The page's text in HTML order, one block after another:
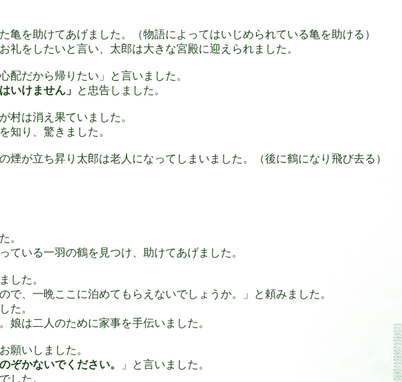
亀を助けてあげました。（物語によってはいじめられている亀を助ける）
礼をしたいと言い、太郎は大きな宮殿に迎えられました。
配だから帰りたい」と言いました。
いけません」 と忠告しました。
村は消え果ていました。
知り、驚きました。
煙が立ち昇り太郎は老人になってしまいました。（後に鶴になり飛び去る）
。
ている一羽の鶴を見つけ、助けてあげました。
した。
で、一晩ここに泊めてもらえないでしょうか。」と頼みました。
た。
娘は二人のために家事を手伝いました。
願いしました。
ぞかないでください。
」と言いました。
した。